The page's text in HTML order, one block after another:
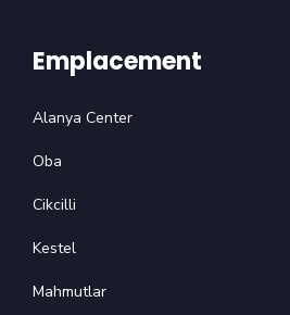
Emplacement
Alanya Center
Oba
Cikcilli
Kestel
Mahmutlar